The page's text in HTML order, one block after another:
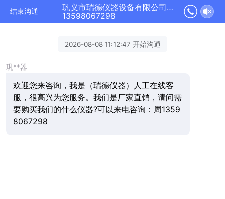
结束沟通
巩义市瑞德仪器设备有限公司正在为您服务
13598067298
2026-08-08 11:12:47 开始沟通
巩**器
欢迎您来咨询，我是（瑞德仪器）人工在线客
服，很高兴为您服务。我们是厂家直销，请问需
要购买我们的什么仪器?可以来电咨询：周1359
8067298